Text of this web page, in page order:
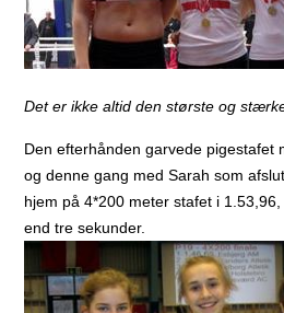
Det er ikke altid den største og
Den efterhånden garvede pigestafet
og denne gang med Sarah som
hjem på 4*200 meter stafet i
end tre sekunder.